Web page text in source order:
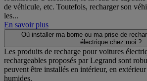
de véhicule, etc. Toutefois, recharger son
les...
En savoir plus
Où installer ma borne ou ma prise de
électrique chez moi ?
Les produits de recharge pour voitures
rechargeables proposés par Legrand sont
peuvent être installés en intérieur, en
humides.